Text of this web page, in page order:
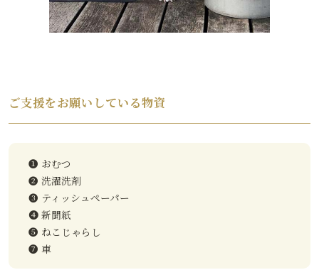
ご支援をお願いしている物資
❶ おむつ
❷ 洗濯洗剤
❸ ティッシュペーパー
❹ 新聞紙
❺ ねこじゃらし
❼ 車